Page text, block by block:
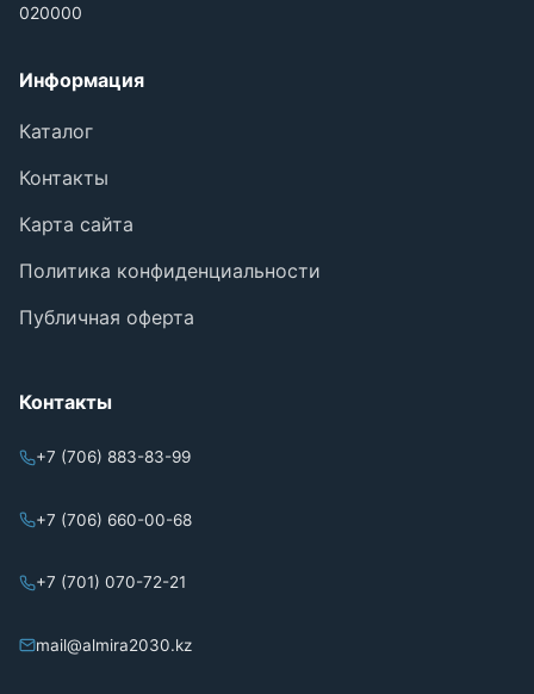
020000
Информация
Каталог
Контакты
Карта сайта
Политика конфиденциальности
Публичная оферта
Контакты
+7 (706) 883-83-99
+7 (706) 660-00-68
+7 (701) 070-72-21
mail@almira2030.kz